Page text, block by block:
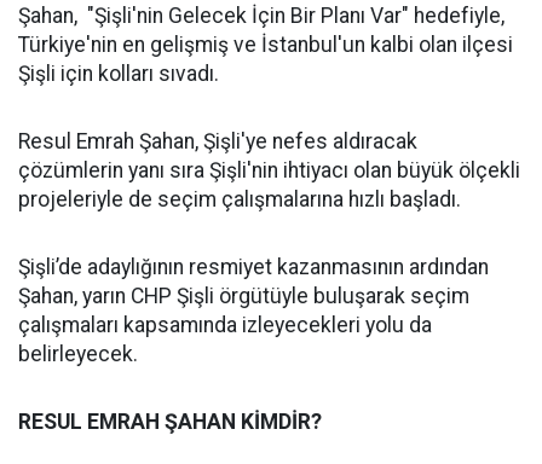
Şahan, "Şişli'nin Gelecek İçin Bir Planı Var" hedefiyle,
Türkiye'nin en gelişmiş ve İstanbul'un kalbi olan ilçesi
Şişli için kolları sıvadı.
Resul Emrah Şahan, Şişli'ye nefes aldıracak
çözümlerin yanı sıra Şişli'nin ihtiyacı olan büyük ölçekli
projeleriyle de seçim çalışmalarına hızlı başladı.
Şişli’de adaylığının resmiyet kazanmasının ardından
Şahan, yarın CHP Şişli örgütüyle buluşarak seçim
çalışmaları kapsamında izleyecekleri yolu da
belirleyecek.
RESUL EMRAH ŞAHAN KİMDİR?